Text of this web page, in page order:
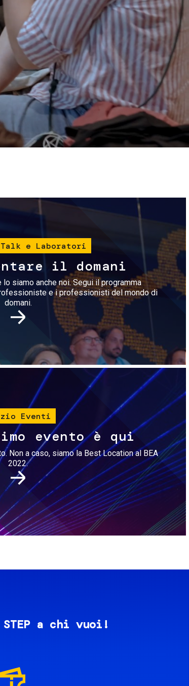
Biglietti
Immagine
Talk e Laboratori
il domani
siamo anche noi. Segui il programma
e i professionisti del mondo di
domani.
Immagine
Eventi
evento è qui
Non a caso, siamo la Best Location al BEA
2022.
a chi vuoi!